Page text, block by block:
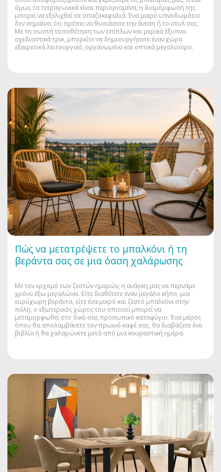
όμως τα τετραγωνικά είναι περιορισμένα, η διαμόρφωσή της
μπορεί να εξελιχθεί σε σπαζοκεφαλιά. Ένα μικρό υπνοδωμάτιο
δεν σημαίνει ότι πρέπει να θυσιάσετε την άνεση ή το στυλ σας.
Με τη σωστή τοποθέτηση των επίπλων και μερικά έξυπνα
σχεδιαστικά τρικ, μπορείτε να δημιουργήσετε έναν χώρο
εξαιρετικά λειτουργικό, οργανωμένο και οπτικά μεγαλύτερο.
Πώς να μετατρέψετε το μπαλκόνι ή τη
βεράντα σας σε μια όαση χαλάρωσης
Με τον ερχομό των ζεστών ημερών, η ανάγκη μας να περνάμε
χρόνο έξω μεγαλώνει. Είτε διαθέτετε έναν μεγάλο κήπο, μια
ευρύχωρη βεράντα, είτε ένα μικρό και ζεστό μπαλκόνι στην
πόλη, ο εξωτερικός χώρος του σπιτιού μπορεί να
μεταμορφωθεί στο δικό σας προσωπικό καταφύγιο. Ένα μέρος
όπου θα απολαμβάνετε τον πρωινό καφέ σας, θα διαβάζετε ένα
βιβλίο ή θα χαλαρώνετε μετά από μια κουραστική ημέρα.